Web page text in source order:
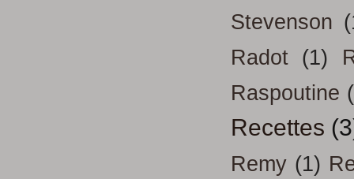
Stevenson
Radot (1)
Raspoutine
Recettes
Remy (1)